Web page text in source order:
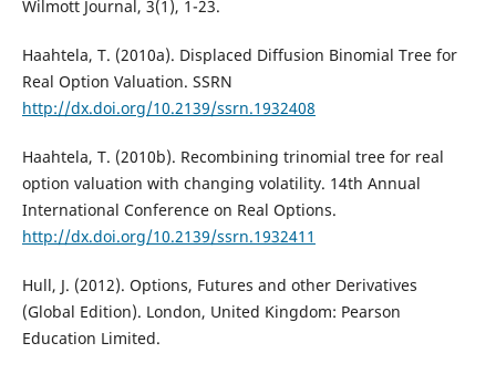
Wilmott Journal, 3(1), 1-23.
Haahtela, T. (2010a). Displaced Diffusion Binomial Tree for
Real Option Valuation. SSRN
http://dx.doi.org/10.2139/ssrn.1932408
Haahtela, T. (2010b). Recombining trinomial tree for real
option valuation with changing volatility. 14th Annual
International Conference on Real Options.
http://dx.doi.org/10.2139/ssrn.1932411
Hull, J. (2012). Options, Futures and other Derivatives
(Global Edition). London, United Kingdom: Pearson
Education Limited.